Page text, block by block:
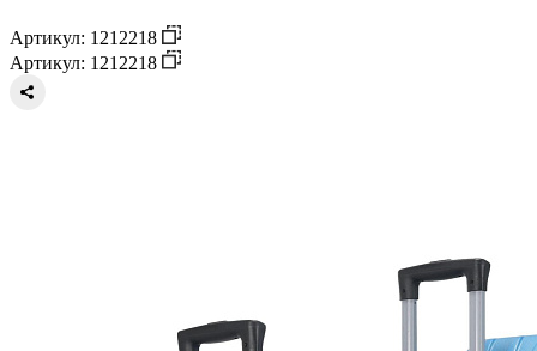
Артикул: 1212218
Артикул: 1212218